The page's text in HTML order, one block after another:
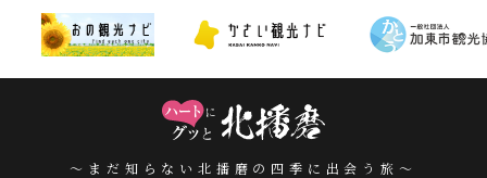
～まだ知らない北播磨の四季に出会う旅～